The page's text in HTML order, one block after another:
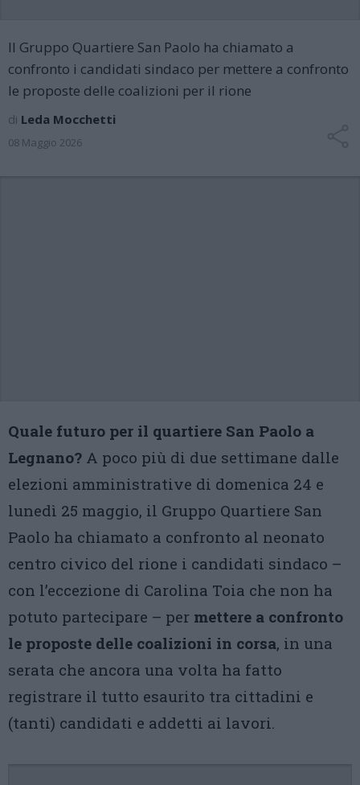
Il Gruppo Quartiere San Paolo ha chiamato a
confronto i candidati sindaco per mettere a confronto
le proposte delle coalizioni per il rione
di Leda Mocchetti
08 Maggio 2026
Quale futuro per il quartiere San Paolo a
Legnano? A poco più di due settimane dalle
elezioni amministrative di domenica 24 e
lunedì 25 maggio, il Gruppo Quartiere San
Paolo ha chiamato a confronto al neonato
centro civico del rione i candidati sindaco –
con l’eccezione di Carolina Toia che non ha
potuto partecipare – per mettere a confronto
le proposte delle coalizioni in corsa, in una
serata che ancora una volta ha fatto
registrare il tutto esaurito tra cittadini e
(tanti) candidati e addetti ai lavori.